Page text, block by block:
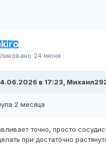
24 июня
в 17:23,
2 месяца
точно, просто
при достаточно